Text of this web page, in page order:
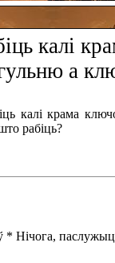
калі
а
калі крама
рабіць?
Нічога,